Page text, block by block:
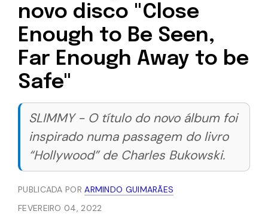
novo disco "Close
Enough to Be Seen,
Far Enough Away to be
Safe"
SLIMMY - O título do novo álbum foi
inspirado numa passagem do livro
“Hollywood” de Charles Bukowski.
PUBLICADA PORARMINDO GUIMARÃES
FEVEREIRO 04, 2022